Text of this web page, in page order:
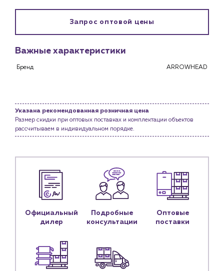
Застройщикам
Снабженцам и подрядным организациям
Водоснабжение и теплоснабжение
Сервис и обслуживание инженерных систем
Новости
Блог
Личный кабинет
Контакты
Наши партнёры
Запрос оптовой цены
Важные характеристики
Бренд ARROWHEAD
Указана рекомендованная розничная цена
Размер скидки при оптовых поставках и комплектации объектов
рассчитываем в индивидуальном порядке.
Официальный
дилер
Подробные
консультации
Оптовые
поставки